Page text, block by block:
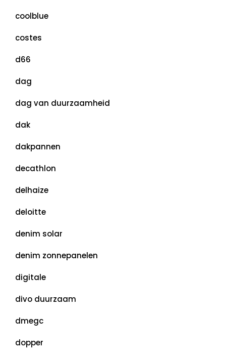
coolblue
costes
d66
dag
dag van duurzaamheid
dak
dakpannen
decathlon
delhaize
deloitte
denim solar
denim zonnepanelen
digitale
divo duurzaam
dmegc
dopper